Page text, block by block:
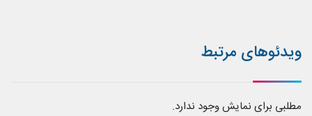
ویدئوهای مرتبط
مطلبی برای نمایش وجود ندارد.